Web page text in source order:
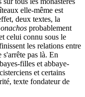
elle-même est
deux textes, la
probablement
celui connu sous le
les relations entre
pas là. En
filles et abbaye-
et certains
texte fondateur de